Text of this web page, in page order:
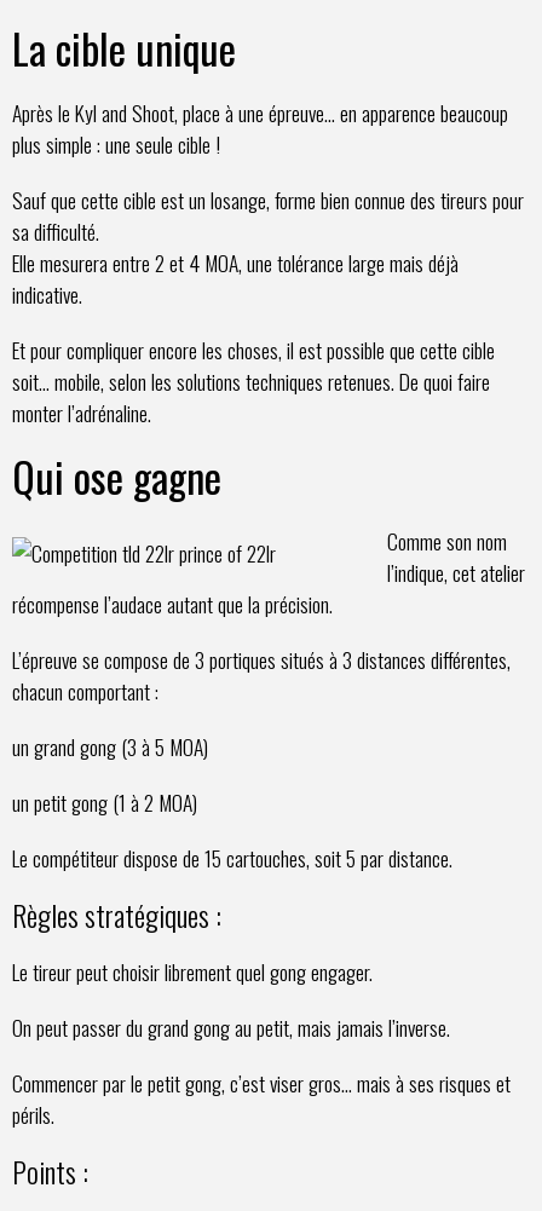
La cible unique
Après le Kyl and Shoot, place à une épreuve… en apparence beaucoup
plus simple : une seule cible !
Sauf que cette cible est un losange, forme bien connue des tireurs pour
sa difficulté.
Elle mesurera entre 2 et 4 MOA, une tolérance large mais déjà
indicative.
Et pour compliquer encore les choses, il est possible que cette cible
soit… mobile, selon les solutions techniques retenues. De quoi faire
monter l’adrénaline.
Qui ose gagne
Comme son nom
l’indique, cet atelier
récompense l’audace autant que la précision.
L’épreuve se compose de 3 portiques situés à 3 distances différentes,
chacun comportant :
un grand gong (3 à 5 MOA)
un petit gong (1 à 2 MOA)
Le compétiteur dispose de 15 cartouches, soit 5 par distance.
Règles stratégiques :
Le tireur peut choisir librement quel gong engager.
On peut passer du grand gong au petit, mais jamais l’inverse.
Commencer par le petit gong, c’est viser gros… mais à ses risques et
périls.
Points :